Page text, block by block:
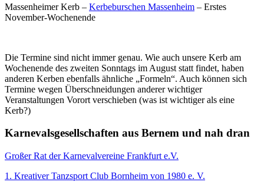
Massenheimer Kerb – Kerbeburschen Massenheim – Erstes
November-Wochenende
Die Termine sind nicht immer genau. Wie auch unsere Kerb am
Wochenende des zweiten Sonntags im August statt findet, haben
anderen Kerben ebenfalls ähnliche „Formeln“. Auch können sich
Termine wegen Überschneidungen anderer wichtiger
Veranstaltungen Vorort verschieben (was ist wichtiger als eine
Kerb?)
Karnevalsgesellschaften aus Bernem und nah dran
Großer Rat der Karnevalvereine Frankfurt e.V.
1. Kreativer Tanzsport Club Bornheim von 1980 e. V.